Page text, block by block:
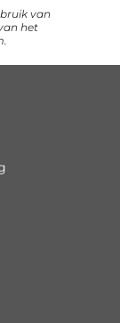
van
het